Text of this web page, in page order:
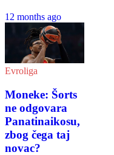
12 months ago
Evroliga
Moneke: Šorts
ne odgovara
Panatinaikosu,
zbog čega taj
novac?